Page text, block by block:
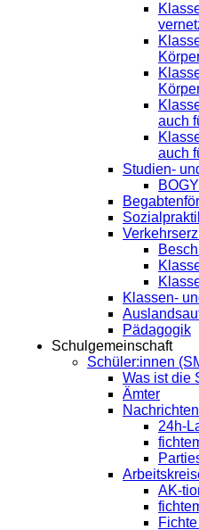
auch
auch
Studien-
BOGY
Klassen-
Pädagogik
Schulgemeinschaft
Schüler:innen
Was ist die
Ämter
Nachrichten
24h-
AK-